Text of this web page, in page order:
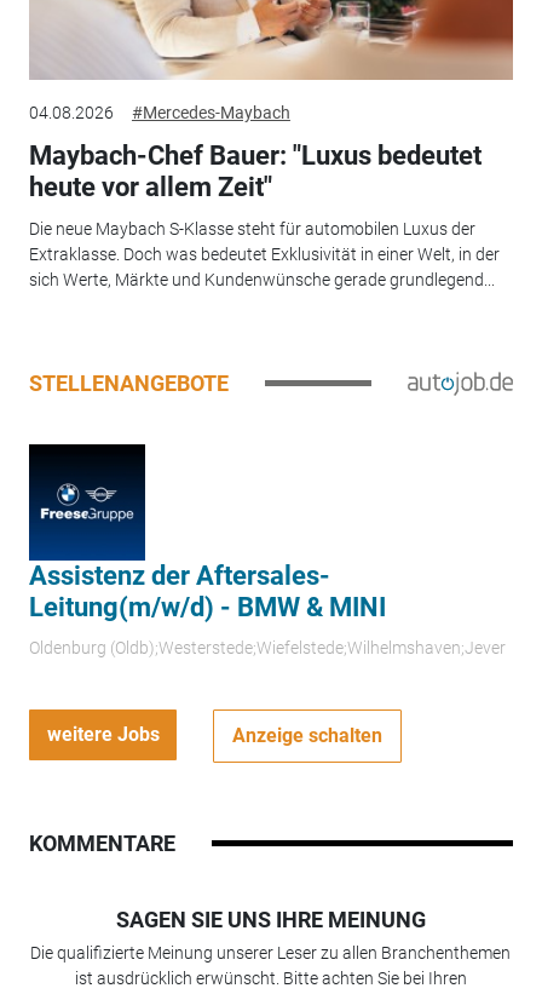
04.08.2026 #Mercedes-Maybach
Maybach-Chef Bauer: "Luxus bedeutet
heute vor allem Zeit"
Die neue Maybach S-Klasse steht für automobilen Luxus der
Extraklasse. Doch was bedeutet Exklusivität in einer Welt, in der
sich Werte, Märkte und Kundenwünsche gerade grundlegend...
STELLENANGEBOTE
Assistenz der Aftersales-
Leitung(m/w/d) - BMW & MINI
Oldenburg (Oldb);Westerstede;Wiefelstede;Wilhelmshaven;Jever
weitere Jobs Anzeige schalten
KOMMENTARE
SAGEN SIE UNS IHRE MEINUNG
Die qualifizierte Meinung unserer Leser zu allen Branchenthemen
ist ausdrücklich erwünscht. Bitte achten Sie bei Ihren